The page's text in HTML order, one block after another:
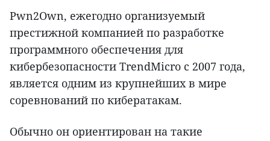
Pwn2Own, ежегодно организуемый
престижной компанией по разработке
программного обеспечения для
кибербезопасности TrendMicro с 2007 года,
является одним из крупнейших в мире
соревнований по кибератакам.
Обычно он ориентирован на такие